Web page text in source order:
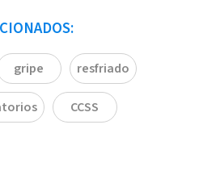
gripe resfriado
CCSS